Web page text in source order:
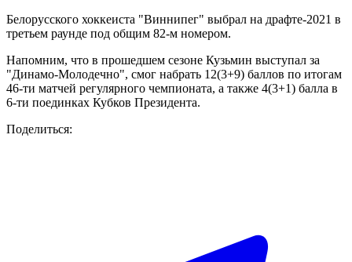
Белорусского хоккеиста "Виннипег" выбрал на драфте-2021 в
третьем раунде под общим 82-м номером.
Напомним, что в прошедшем сезоне Кузьмин выступал за
"Динамо-Молодечно", смог набрать 12(3+9) баллов по итогам
46-ти матчей регулярного чемпионата, а также 4(3+1) балла в
6-ти поединках Кубков Президента.
Поделиться: